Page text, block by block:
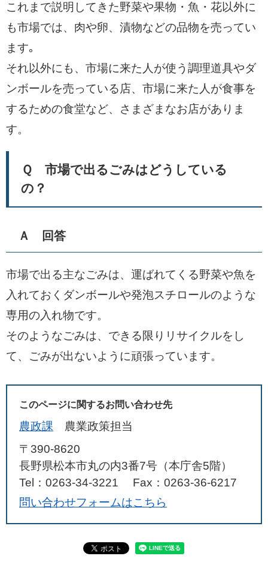
これまで説明してきた野菜や果物・魚・花以外に
も市場では、肉や卵、漬物などの品物を売ってい
ます｡
それ以外にも、市場に来た人が使う調理道具やダ
ンボールを売っている店、市場に来た人が食事を
するための食堂など、さまざまなお店がありま
す。
Ｑ 市場で出るごみはどうしている
の？
Ａ 回答
市場で出る主なごみは、運ばれてくる野菜や魚を
入れておくダンボールや発泡スチロールのような
専用の入れ物です。
そのようなごみは、できる限りリサイクルをし
て、ごみが出ないように頑張っています。
このページに関するお問い合わせ先
農政課
農業政策担当
〒390-8620
長野県松本市丸の内3番7号（本庁舎5階）
Tel：0263-34-3221
Fax：0263-36-6217
問い合わせフォームはこちら